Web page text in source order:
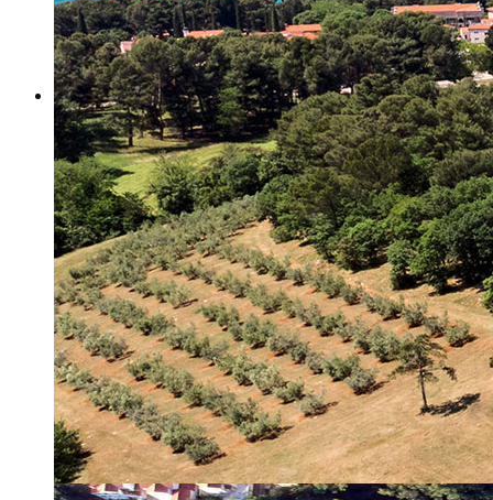
Misija i vizija
Upravno Vijeće
Rad Upravnog vijeća
Znanstveno Vijeće
Rad Znanstvenog vijeća
Etičko povjerenstvo
Etički kodeks
Financiranje
Proračun
Potpore
PROGRAMSKO FINANCIRANJE
Izvještavanje po uredbi
Projekti Instituta
Dialogue4Tourism
REVIVE
WASTEREDUCE
MITOMED+
WINTERMED
CASTWATER
INHERIT